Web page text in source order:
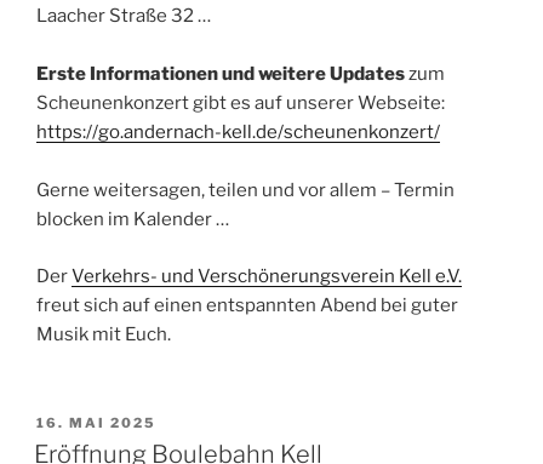
Laacher Straße 32 …
Erste Informationen und weitere Updateszum
Scheunenkonzert gibt es auf unserer Webseite:
https://go.andernach-kell.de/scheunenkonzert/
Gerne weitersagen, teilen und vor allem – Termin
blocken im Kalender …
DerVerkehrs- und Verschönerungsverein Kell e.V.
freut sich auf einen entspannten Abend bei guter
Musik mit Euch.
VERÖFFENTLICHT
AM
16. MAI 2025
Eröffnung Boulebahn Kell